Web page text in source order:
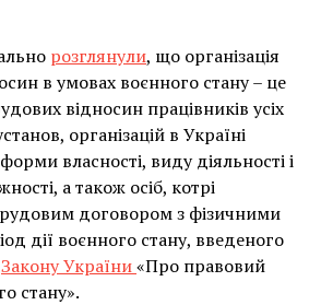
розглянули, що організація
в умовах воєнного стану – це
відносин працівників усіх
організацій в Україні
власності, виду діяльності і
а також осіб, котрі
договором з фізичними
дії воєнного стану, введеного
Закону України«Про правовий
стану».